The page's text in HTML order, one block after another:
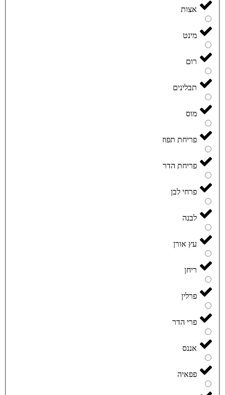
אצות
מינט
רום
תבלינים
מוס
פריחת תפוז
פריחת הדר
פרחי לבן
לבנה
עץ אורן
ריחן
פרלין
פרי הדר
אננס
פפאיה